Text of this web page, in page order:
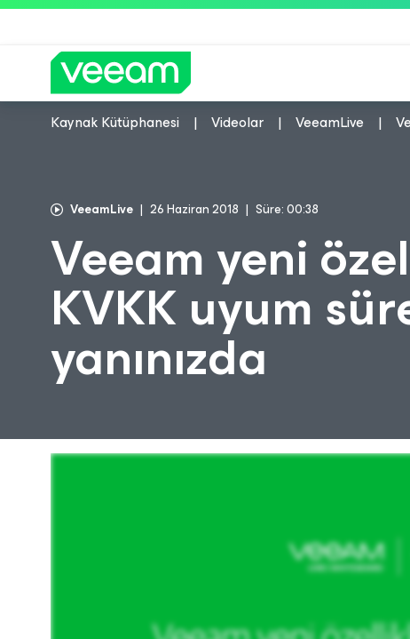
Kaynak Kütüphanesi Videolar VeeamLive
VeeamLive 26 Haziran 2018 Süre: 00:38
Veeam yeni
KVKK uyum
yanınızda